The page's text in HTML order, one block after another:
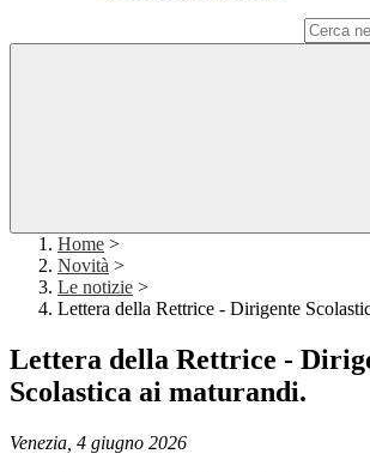
Home >
Novità >
Le notizie >
Lettera della Rettrice - Dirigente
Lettera della Rettrice -
Scolastica ai maturandi.
Venezia, 4 giugno 2026